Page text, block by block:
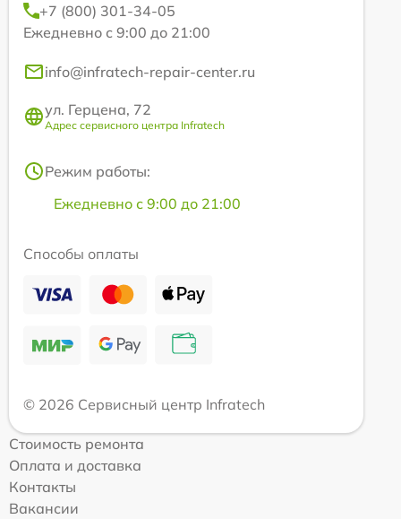
+7 (800) 301-34-05
Ежедневно с 9:00 до 21:00
info@infratech-repair-center.ru
ул. Герцена, 72
Адрес сервисного центра Infratech
Режим работы:
Ежедневно с 9:00 до 21:00
Способы оплаты
© 2026 Сервисный центр Infratech
Стоимость ремонта
Оплата и доставка
Контакты
Вакансии